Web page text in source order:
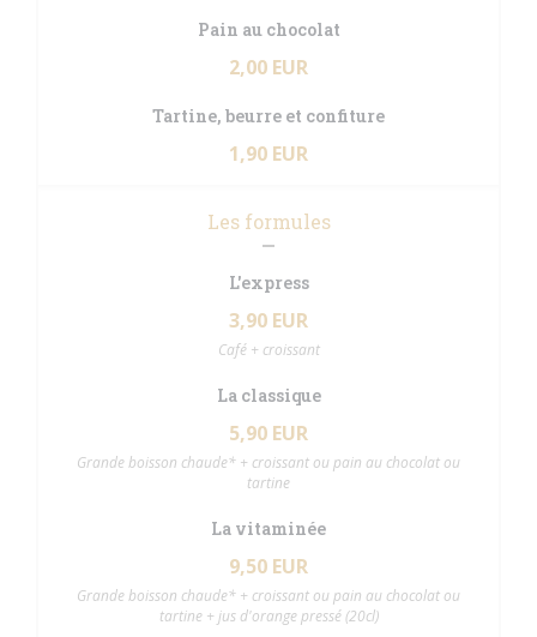
Pain au chocolat
2,00 EUR
Tartine, beurre et confiture
1,90 EUR
Les formules
L'express
3,90 EUR
Café + croissant
La classique
5,90 EUR
Grande boisson chaude* + croissant ou pain au chocolat ou
tartine
La vitaminée
9,50 EUR
Grande boisson chaude* + croissant ou pain au chocolat ou
tartine + jus d'orange pressé (20cl)